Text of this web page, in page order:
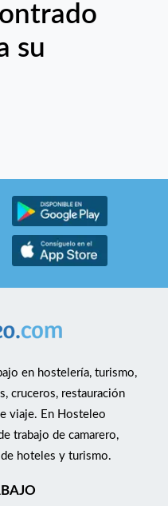
su
en hostelería, turismo,
cruceros, restauración
viaje. En Hosteleo
trabajo de camarero,
hoteles y turismo.